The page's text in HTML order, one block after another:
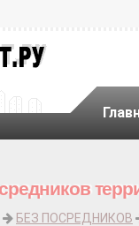
БЕЗ ПОСРЕДНИКОВ